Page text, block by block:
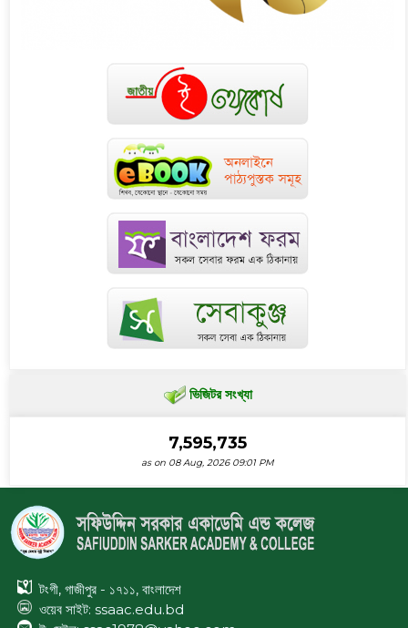
ভিজিটর সংখ্যা
7,595,735
as on 08 Aug, 2026 09:01 PM
টংগী, গাজীপুর - ১৭১১, বাংলাদেশ
ওয়েব সাইট: ssaac.edu.bd